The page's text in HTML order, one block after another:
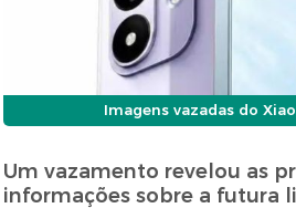
Imagens vazadas do
Um vazamento revelou as
informações sobre a futura